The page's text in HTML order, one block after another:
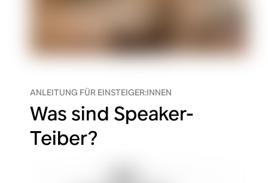
ANLEITUNG FÜR EINSTEIGER:INNEN
Was sind Speaker-
Teiber?